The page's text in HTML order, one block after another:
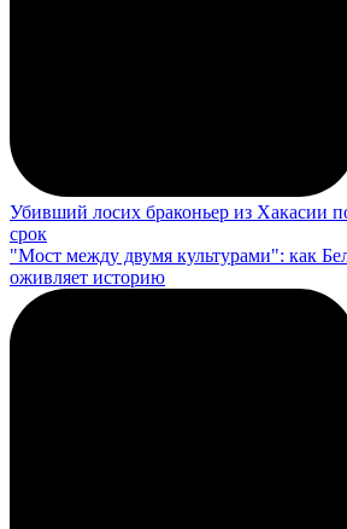
Убивший лосих браконьер из Хакасии
срок
"Мост между двумя культурами": как
оживляет историю